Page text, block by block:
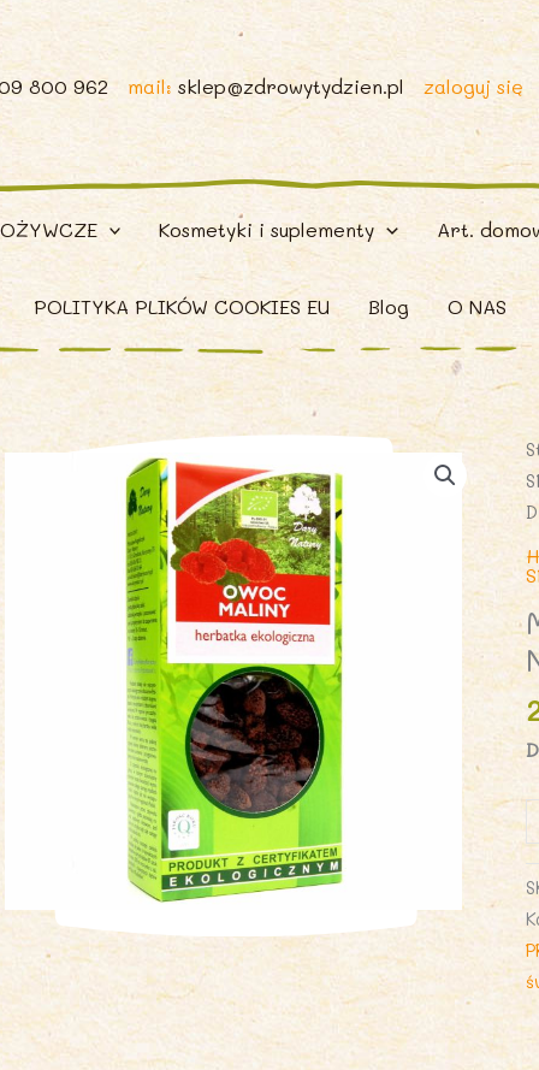
800 962 mail: sklep@zdrowytydzien.pl zaloguj się
Kosmetyki i suplementy Art.
POLITYKA PLIKÓW COOKIES EU Blog O NAS